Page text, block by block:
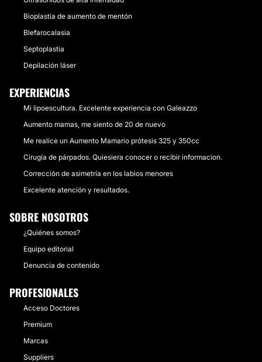
Bioplastia de aumento de mentón
Blefarocalasia
Septoplastia
Depilación láser
EXPERIENCIAS
Mi lipoescultura. Excelente experiencia con Galeazzo
Aumento mamas, me siento de 20 de nuevo
Me realice un Aumento Mamario prótesis 325 y 350cc
Cirugía de párpados. Quiesiera conocer o recibir informacion.
Corrección de asimetría en los labios menores
Excelente atención y resultados.
SOBRE NOSOTROS
¿Quiénes somos?
Equipo editorial
Denuncia de contenido
PROFESIONALES
Acceso Doctores
Premium
Marcas
Suppliers